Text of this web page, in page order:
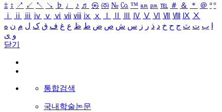
‡ ↕ ↗ ↙ ↖ ↘ ♭ ♩ ♪ ♬ ㉿ ㈜ № ㏇ ™ ㏂ ㏘ ℡ ＃ ＆ ＊ ＠ ª º
ⅰ
ⅱ ⅲ ⅳ ⅴ ⅵ ⅶ ⅷ ⅸ ⅹ Ⅳ Ⅴ Ⅵ Ⅶ Ⅷ Ⅸ Ⅹ
ب ت ث ج ح خ د ذ ر ز س ش ص ض ط ظ ع غ ف ق ک ل م ن ه
و ی
닫기
통합검색
국내학술논문